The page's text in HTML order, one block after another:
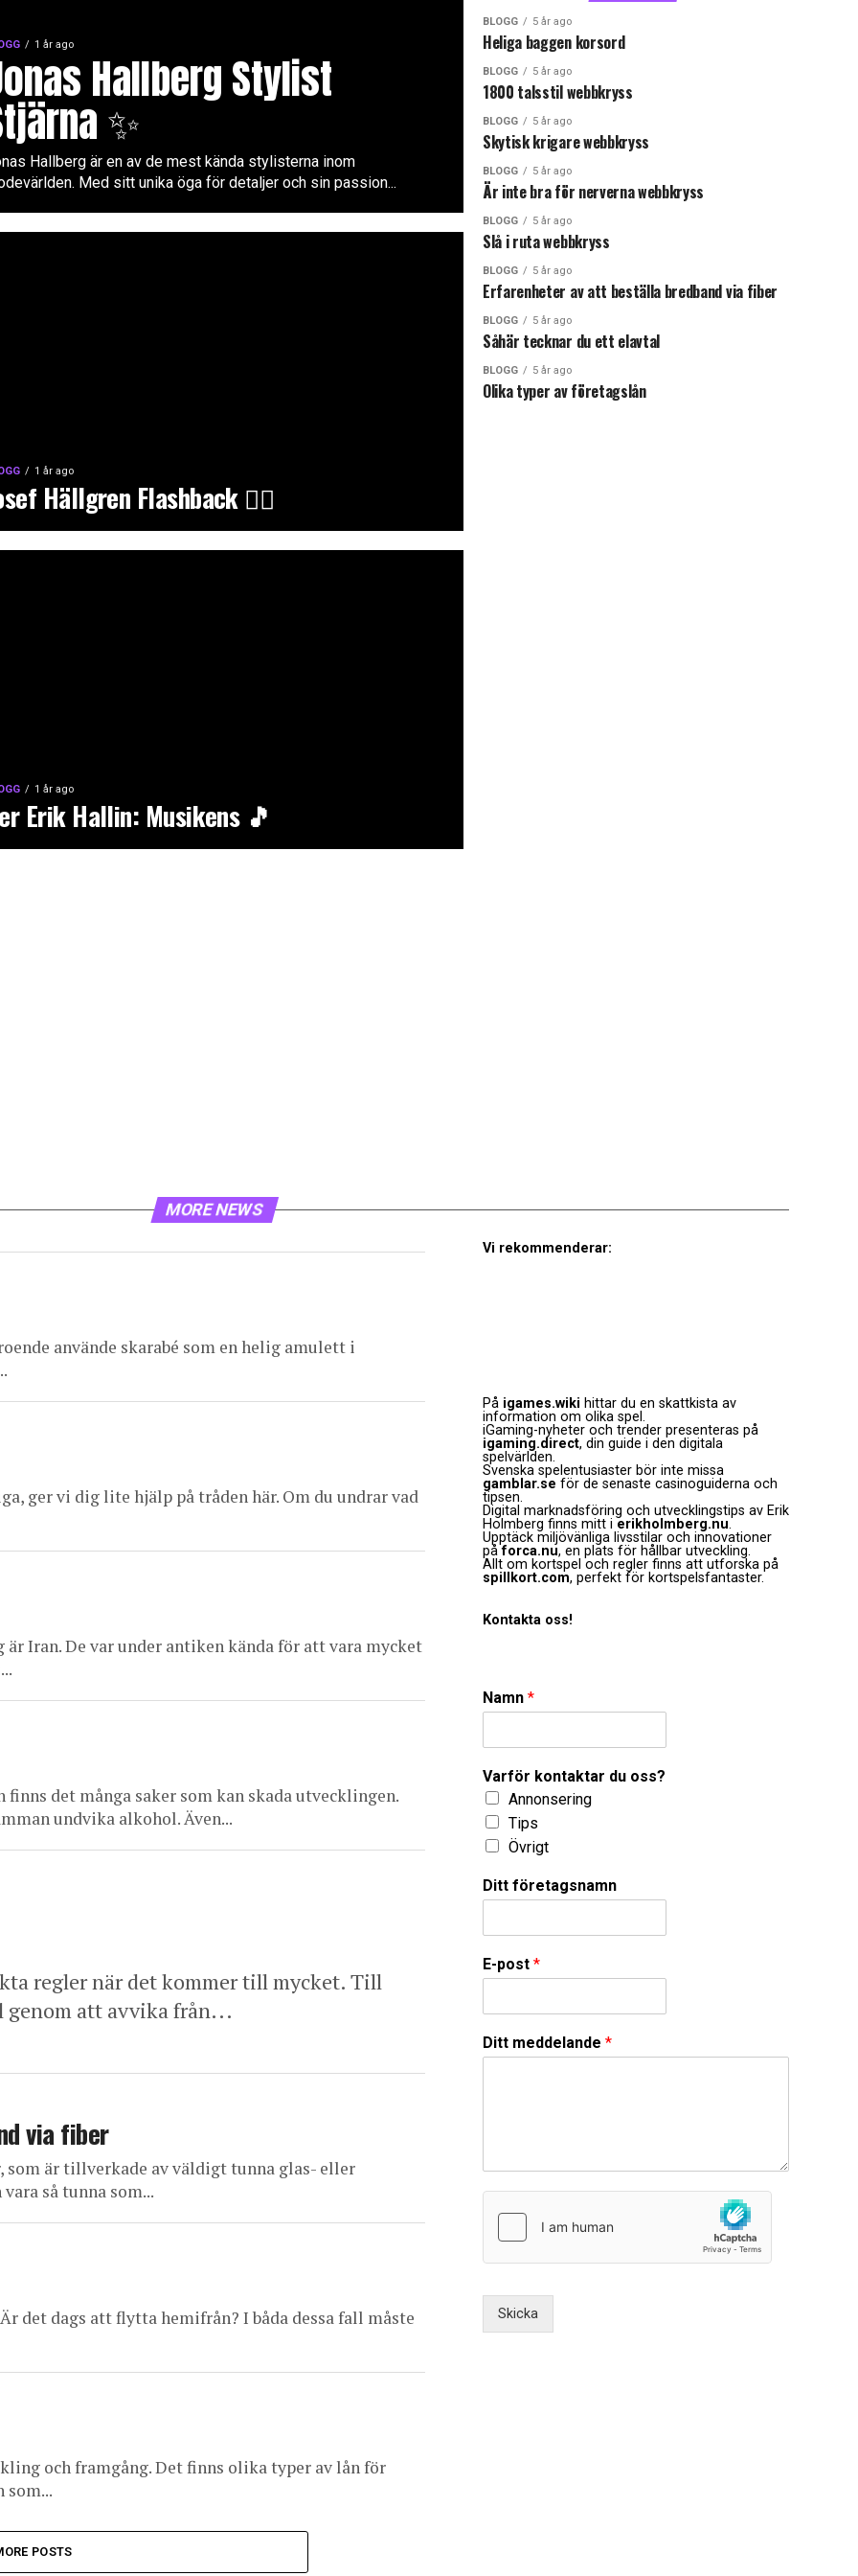
1 år ago
Hallberg Stylist
✨
Hallberg är en av de mest kända stylisterna inom
Med sitt unika öga för detaljer och sin passion...
1 år ago
Hällgren Flashback 🕵️‍♂️
1 år ago
Erik Hallin: Musikens 🎵
BLOGG 5 år ago
Heliga baggen korsord
BLOGG 5 år ago
1800 talsstil webbkryss
BLOGG 5 år ago
Skytisk krigare webbkryss
BLOGG 5 år ago
Är inte bra för nerverna webbkryss
BLOGG 5 år ago
Slå i ruta webbkryss
BLOGG 5 år ago
Erfarenheter av att beställa bredband via fiber
BLOGG 5 år ago
Såhär tecknar du ett elavtal
BLOGG 5 år ago
Olika typer av företagslån
MORE NEWS
använde skarabé som en helig amulett i
ger vi dig lite hjälp på tråden här. Om du undrar vad
Iran. De var under antiken kända för att vara mycket
det många saker som kan skada utvecklingen.
undvika alkohol. Även...
regler när det kommer till mycket. Till
genom att avvika från...
via fiber
som är tillverkade av väldigt tunna glas- eller
så tunna som...
det dags att flytta hemifrån? I båda dessa fall måste
och framgång. Det finns olika typer av lån för
POSTS
Vi rekommenderar:
På igames.wiki hittar du en skattkista av
information om olika spel.
iGaming-nyheter och trender presenteras på
igaming.direct, din guide i den digitala
spelvärlden.
Svenska spelentusiaster bör inte missa
gamblar.se för de senaste casinoguiderna och
tipsen.
Digital marknadsföring och utvecklingstips av Erik
Holmberg finns mitt i erikholmberg.nu.
Upptäck miljövänliga livsstilar och innovationer
påforca.nu, en plats för hållbar utveckling.
Allt om kortspel och regler finns att utforska på
spillkort.com, perfekt för kortspelsfantaster.
Kontakta oss!
Namn *
Varför kontaktar du oss?
Annonsering
Tips
Övrigt
Ditt företagsnamn
E-post *
Ditt meddelande *
Skicka